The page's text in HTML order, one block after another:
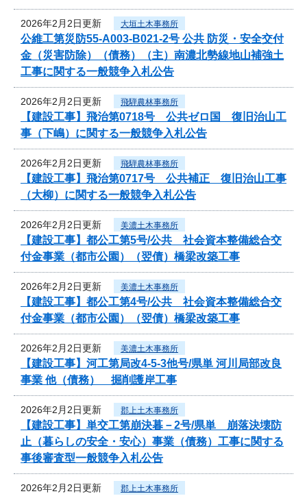
2026年2月2日更新 大垣土木事務所
公維工第災防55-A003-B021-2号 公共 防災・安全交付
金（災害防除）（債務）（主）南濃北勢線地山補強土
工事に関する一般競争入札公告
2026年2月2日更新 飛騨農林事務所
【建設工事】飛治第0718号 公共ゼロ国 復旧治山工
事（下嶋）に関する一般競争入札公告
2026年2月2日更新 飛騨農林事務所
【建設工事】飛治第0717号 公共補正 復旧治山工事
（大柳）に関する一般競争入札公告
2026年2月2日更新 美濃土木事務所
【建設工事】都公工第5号/公共 社会資本整備総合交
付金事業（都市公園）（翌債）橋梁改築工事
2026年2月2日更新 美濃土木事務所
【建設工事】都公工第4号/公共 社会資本整備総合交
付金事業（都市公園）（翌債）橋梁改築工事
2026年2月2日更新 美濃土木事務所
【建設工事】河工第局改4-5-3他号/県単 河川局部改良
事業 他（債務） 掘削護岸工事
2026年2月2日更新 郡上土木事務所
【建設工事】単交工第崩決暮－2号/県単 崩落決壊防
止（暮らしの安全・安心）事業（債務）工事に関する
事後審査型一般競争入札公告
2026年2月2日更新 郡上土木事務所